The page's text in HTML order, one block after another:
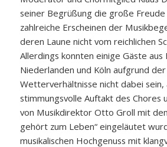
seiner Begrüßung die große
zahlreiche Erscheinen der
deren Laune nicht vom reichlichen
Allerdings konnten einige Gäste aus
Niederlanden und Köln aufgrund
Wetterverhältnisse nicht dabei sein,
stimmungsvolle Auftakt des Chores
von Musikdirektor Otto Groll mit
gehört zum Leben“ eingeläutet
musikalischen Hochgenuss mit